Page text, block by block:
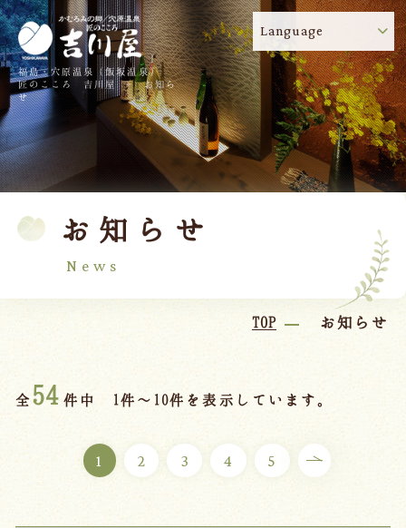
福島・穴原温泉（飯坂温泉）
匠のこころ 吉川屋 - お知ら
せ
Language
お知らせ
News
TOP お知らせ
全54 件中 1件～10件を表示しています。
1 2 3 4 5
! 吉川屋のコロナウイルス感染症対策について
TOP 吉川屋について
温泉 客室
料理
館内
ご宿泊プラン
お部屋からプランを選ぶ